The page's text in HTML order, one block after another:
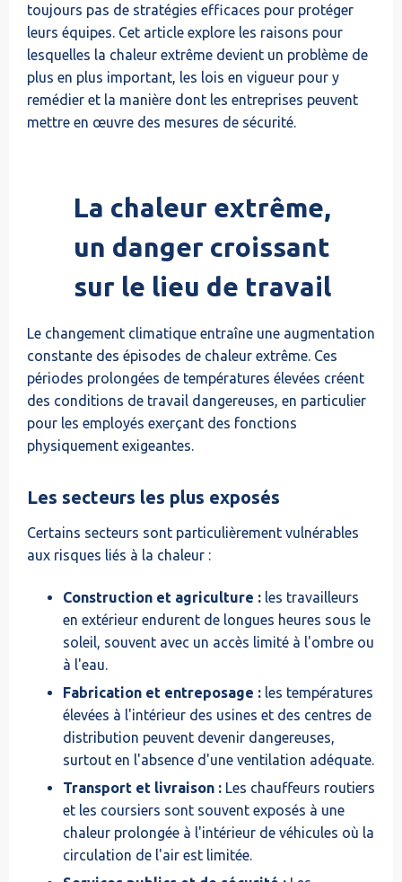
toujours pas de stratégies efficaces pour protéger
leurs équipes. Cet article explore les raisons pour
lesquelles la chaleur extrême devient un problème de
plus en plus important, les lois en vigueur pour y
remédier et la manière dont les entreprises peuvent
mettre en œuvre des mesures de sécurité.
La chaleur extrême,
un danger croissant
sur le lieu de travail
Le changement climatique entraîne une augmentation
constante des épisodes de chaleur extrême. Ces
périodes prolongées de températures élevées créent
des conditions de travail dangereuses, en particulier
pour les employés exerçant des fonctions
physiquement exigeantes.
Les secteurs les plus exposés
Certains secteurs sont particulièrement vulnérables
aux risques liés à la chaleur :
Construction et agriculture : les travailleurs
en extérieur endurent de longues heures sous le
soleil, souvent avec un accès limité à l'ombre ou
à l'eau.
Fabrication et entreposage : les températures
élevées à l'intérieur des usines et des centres de
distribution peuvent devenir dangereuses,
surtout en l'absence d'une ventilation adéquate.
Transport et livraison : Les chauffeurs routiers
et les coursiers sont souvent exposés à une
chaleur prolongée à l'intérieur de véhicules où la
circulation de l'air est limitée.